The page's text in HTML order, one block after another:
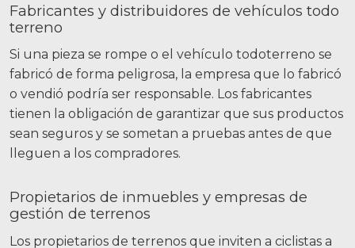
Fabricantes y distribuidores de vehículos todo
terreno
Si una pieza se rompe o el vehículo todoterreno se
fabricó de forma peligrosa, la empresa que lo fabricó
o vendió podría ser responsable. Los fabricantes
tienen la obligación de garantizar que sus productos
sean seguros y se sometan a pruebas antes de que
lleguen a los compradores.
Propietarios de inmuebles y empresas de
gestión de terrenos
Los propietarios de terrenos que inviten a ciclistas a